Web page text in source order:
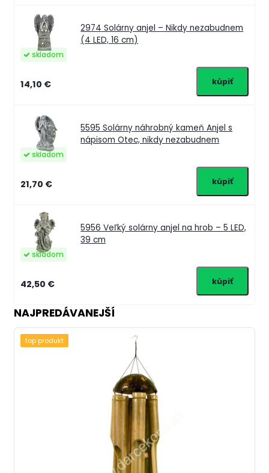
2974 Solárny anjel – Nikdy nezabudnem
(4 LED, 16 cm)
skladom
14,10 €
5595 Solárny náhrobný kameň Anjel s
nápisom Otec, nikdy nezabudnem
skladom
21,70 €
5956 Veľký solárny anjel na hrob – 5 LED,
39 cm
skladom
42,50 €
NAJPREDÁVANEJŠÍ
top produkt